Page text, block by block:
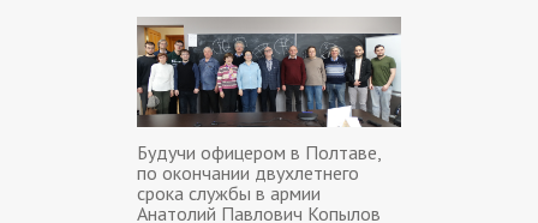
Будучи офицером в Полтаве,
по окончании двухлетнего
срока службы в армии
Анатолий Павлович Копылов